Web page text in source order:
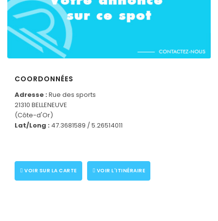
CONNECTEZ-VOUS
COORDONNÉES
Adresse : Rue des sports
21310 BELLENEUVE
(Côte-d'Or)
Lat/Long : 47.3681589 / 5.26514011
VOIR SUR LA CARTE VOIR L'ITINÉRAIRE